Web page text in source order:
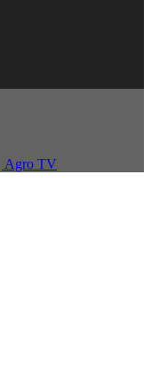
Agro TV